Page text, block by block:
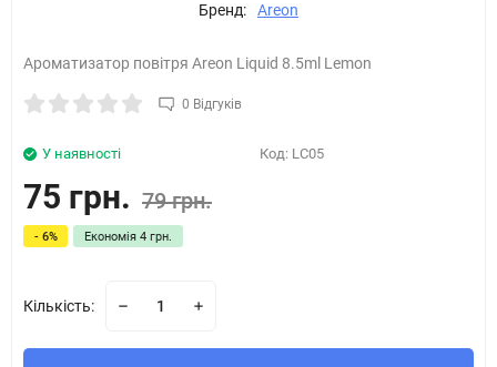
Бренд: Areon
Ароматизатор повітря Areon Liquid 8.5ml Lemon
0 Відгуків
У наявності Код: LC05
75 грн. 79 грн.
- 6% Економія 4 грн.
Кількість: